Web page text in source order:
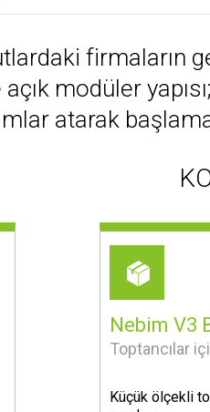
firmaların
modüler
atarak
Nebim V3
Toptancılar
Küçük ölçekli